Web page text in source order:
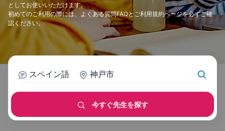
としてお使いいただけます。
初めてのご利用の際には、 よくある質問FAQと ご利用規約ページを必ずご確
認ください。
スペイン語 神戸市
今すぐ先生を探す